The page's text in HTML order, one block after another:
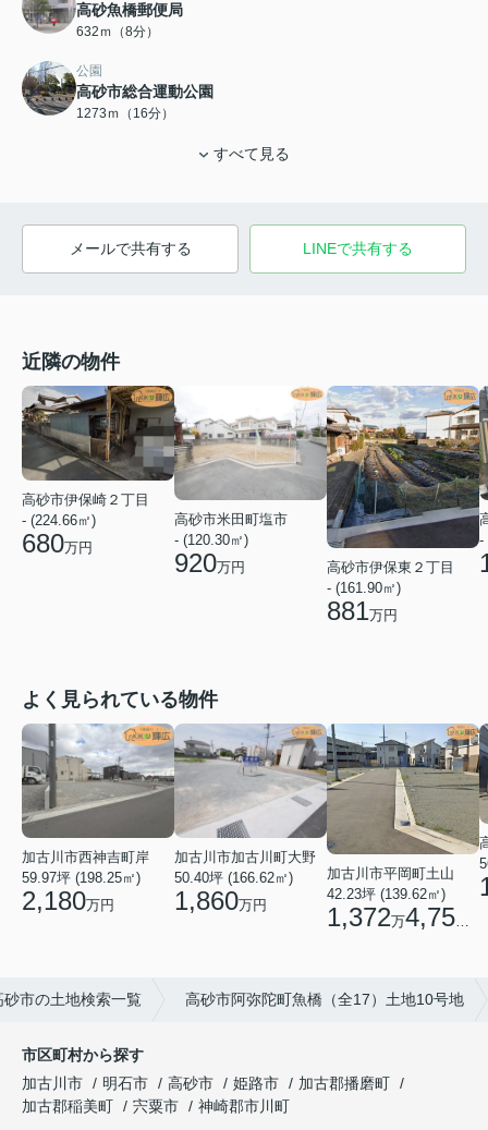
高砂魚橋郵便局
632ｍ（8分）
公園
高砂市総合運動公園
1273ｍ（16分）
すべて見る
メールで共有する LINEで共有する
近隣の物件
高砂市伊保崎２丁目
- (224.66㎡)
680万円
高砂市米田町塩市
- (120.30㎡)
920万円
高砂市伊保東２丁目
- (161.90㎡)
881万円
-
よく見られている物件
加古川市西神吉町岸
59.97坪 (198.25㎡)
2,180万円
加古川市加古川町大野
50.40坪 (166.62㎡)
1,860万円
加古川市平岡町土山
42.23坪 (139.62㎡)
1,372万4,750
砂市の土地検索一覧 高砂市阿弥陀町魚橋（全17）土地10号地
市区町村から探す
加古川市
明石市 高砂市 姫路市
加古郡播磨町
加古郡稲美町
宍粟市
神崎郡市川町